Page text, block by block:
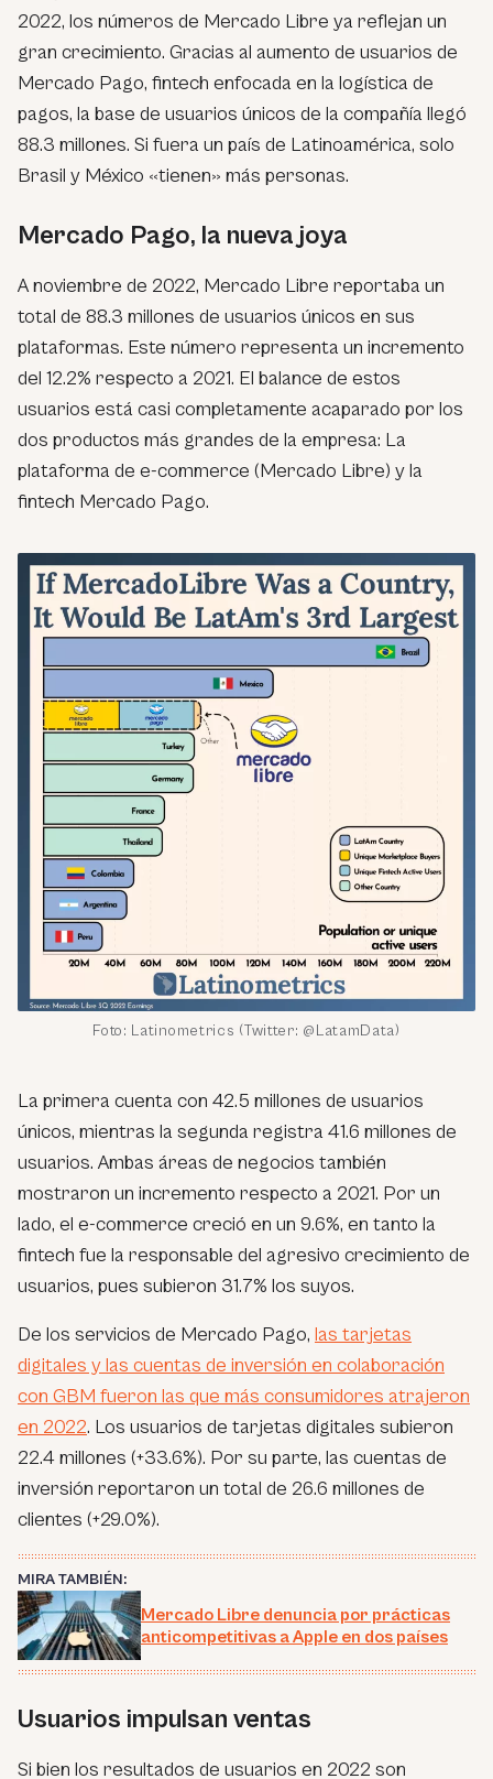
2022, los números de Mercado Libre ya reflejan un
gran crecimiento. Gracias al aumento de usuarios de
Mercado Pago, fintech enfocada en la logística de
pagos, la base de usuarios únicos de la compañía llegó
88.3 millones. Si fuera un país de Latinoamérica, solo
Brasil y México «tienen» más personas.
Mercado Pago, la nueva joya
A noviembre de 2022, Mercado Libre reportaba un
total de 88.3 millones de usuarios únicos en sus
plataformas. Este número representa un incremento
del 12.2% respecto a 2021. El balance de estos
usuarios está casi completamente acaparado por los
dos productos más grandes de la empresa: La
plataforma de e-commerce (Mercado Libre) y la
fintech Mercado Pago.
Foto: Latinometrics (Twitter: @LatamData)
La primera cuenta con 42.5 millones de usuarios
únicos, mientras la segunda registra 41.6 millones de
usuarios. Ambas áreas de negocios también
mostraron un incremento respecto a 2021. Por un
lado, el e-commerce creció en un 9.6%, en tanto la
fintech fue la responsable del agresivo crecimiento de
usuarios, pues subieron 31.7% los suyos.
De los servicios de Mercado Pago, las tarjetas
digitales y las cuentas de inversión en colaboración
con GBM fueron las que más consumidores atrajeron
en 2022. Los usuarios de tarjetas digitales subieron
22.4 millones (+33.6%). Por su parte, las cuentas de
inversión reportaron un total de 26.6 millones de
clientes (+29.0%).
MIRA TAMBIÉN:
Mercado Libre denuncia por prácticas
anticompetitivas a Apple en dos países
Usuarios impulsan ventas
Si bien los resultados de usuarios en 2022 son